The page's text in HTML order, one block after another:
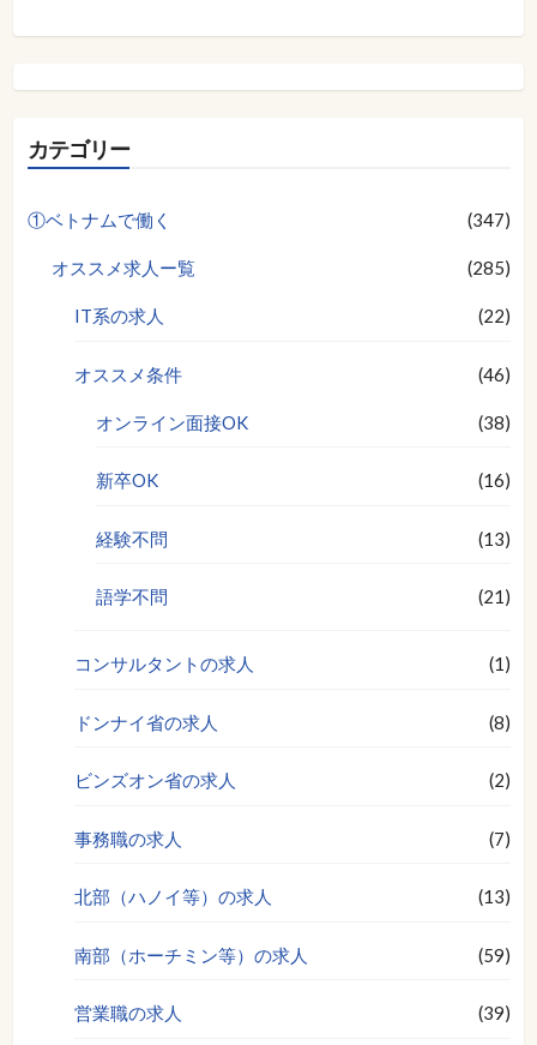
カテゴリー
①ベトナムで働く (347)
オススメ求人ー覧 (285)
IT系の求人 (22)
オススメ条件 (46)
オンライン面接OK (38)
新卒OK (16)
経験不問 (13)
語学不問 (21)
コンサルタントの求人 (1)
ドンナイ省の求人 (8)
ビンズオン省の求人 (2)
事務職の求人 (7)
北部（ハノイ等）の求人 (13)
南部（ホーチミン等）の求人 (59)
営業職の求人 (39)